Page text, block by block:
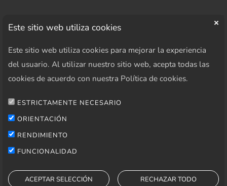
SÍGUENOS EN REDES SOCIALES
AREA PRIVADA
Acceder
Este sitio web utiliza cookies
Este sitio web utiliza cookies para mejorar la experiencia
del usuario. Al utilizar nuestro sitio web, acepta todas las
cookies de acuerdo con nuestra Política de cookies.
ESTRICTAMENTE NECESARIO
ORIENTACIÓN
RENDIMIENTO
FUNCIONALIDAD
ACEPTAR SELECCIÓN RECHAZAR TODO